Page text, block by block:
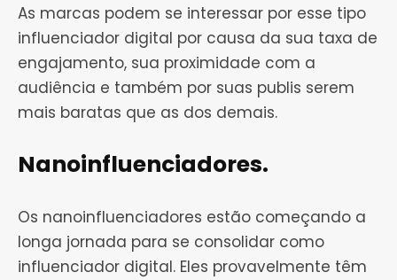
As marcas podem se interessar por esse tipo
influenciador digital por causa da sua taxa de
engajamento, sua proximidade com a
audiência e também por suas publis serem
mais baratas que as dos demais.
Nanoinfluenciadores.
Os nanoinfluenciadores estão começando a
longa jornada para se consolidar como
influenciador digital. Eles provavelmente têm